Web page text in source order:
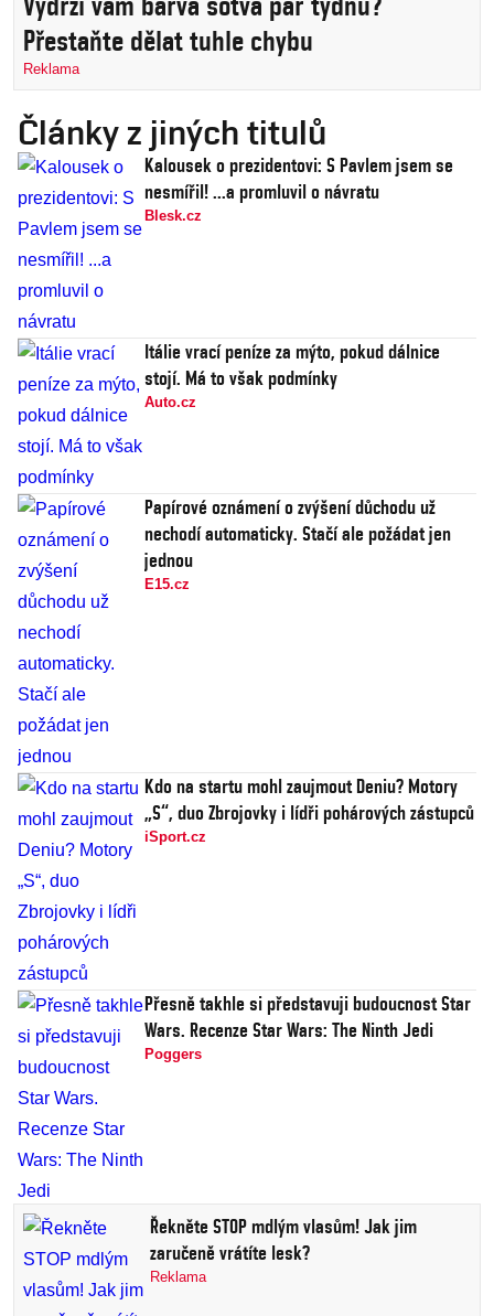
Přestaňte dělat tuhle chybu
Reklama
Články z jiných titulů
Kalousek o prezidentovi: S Pavlem jsem se
nesmířil! ...a promluvil o návratu
Blesk.cz
Itálie vrací peníze za mýto, pokud dálnice
stojí. Má to však podmínky
Auto.cz
Papírové oznámení o zvýšení důchodu už
nechodí automaticky. Stačí ale požádat jen
jednou
E15.cz
Kdo na startu mohl zaujmout Deniu? Motory
„S“, duo Zbrojovky i lídři pohárových zástupců
iSport.cz
Přesně takhle si představuji budoucnost Star
Wars. Recenze Star Wars: The Ninth Jedi
Poggers
Řekněte STOP mdlým vlasům! Jak jim
zaručeně vrátíte lesk?
Reklama